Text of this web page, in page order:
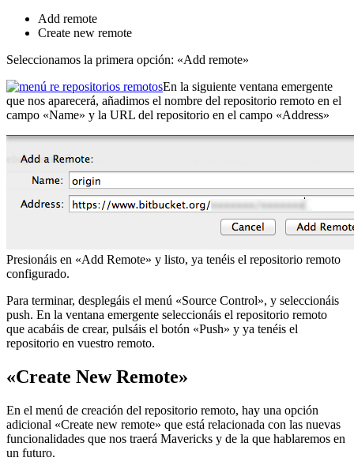
Add remote
Create new remote
Seleccionamos la primera opción: «Add remote»
En la siguiente ventana emergente
que nos aparecerá, añadimos el nombre del repositorio remoto en el
campo «Name» y la URL del repositorio en el campo «Address»
Presionáis en «Add Remote» y listo, ya tenéis el repositorio remoto
configurado.
Para terminar, desplegáis el menú «Source Control», y seleccionáis
push. En la ventana emergente seleccionáis el repositorio remoto
que acabáis de crear, pulsáis el botón «Push» y ya tenéis el
repositorio en vuestro remoto.
«Create New Remote»
En el menú de creación del repositorio remoto, hay una opción
adicional «Create new remote» que está relacionada con las nuevas
funcionalidades que nos traerá Mavericks y de la que hablaremos en
un futuro.